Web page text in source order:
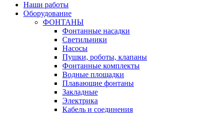
Наши работы
Оборудование
ФОНТАНЫ
Фонтанные насадки
Cветильники
Насосы
Пушки, роботы, клапаны
Фонтанные комплекты
Водные площадки
Плавающие фонтаны
Закладные
Электрика
Кабель и соединения